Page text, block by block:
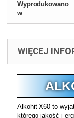
Wyprodukowano
w
WIĘCEJ
Alkohit X60 to
którego jakość i